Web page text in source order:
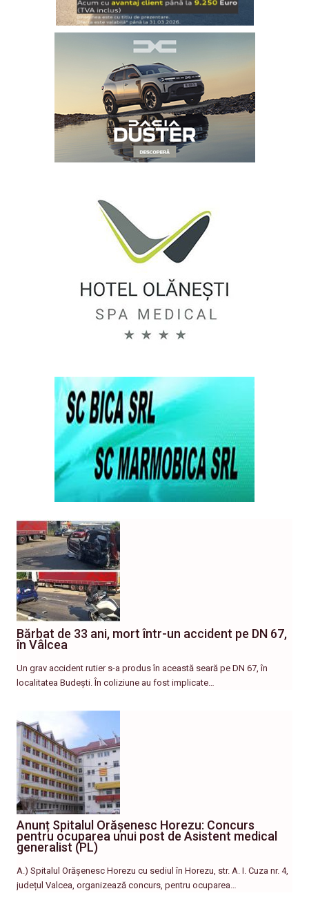
Bărbat de 33 ani, mort într-un accident pe DN 67,
în Vâlcea
Un grav accident rutier s-a produs în această seară pe DN 67, în
localitatea Budești. În coliziune au fost implicate…
Anunț Spitalul Orășenesc Horezu: Concurs
pentru ocuparea unui post de Asistent medical
generalist (PL)
A.) Spitalul Orășenesc Horezu cu sediul în Horezu, str. A. I. Cuza nr. 4,
județul Valcea, organizează concurs, pentru ocuparea…